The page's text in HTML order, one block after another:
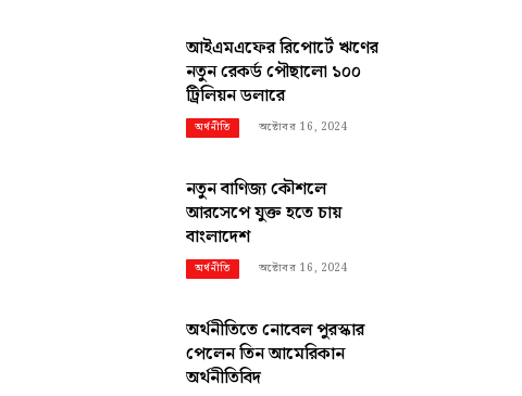
আইএমএফের রিপোর্টে ঋণের
নতুন রেকর্ড পৌছালো ১০০
ট্রিলিয়ন ডলারে
অর্থনীতি অক্টোবর 16, 2024
নতুন বাণিজ্য কৌশলে
আরসেপে যুক্ত হতে চায়
বাংলাদেশ
অর্থনীতি অক্টোবর 16, 2024
অর্থনীতিতে নোবেল পুরস্কার
পেলেন তিন আমেরিকান
অর্থনীতিবিদ